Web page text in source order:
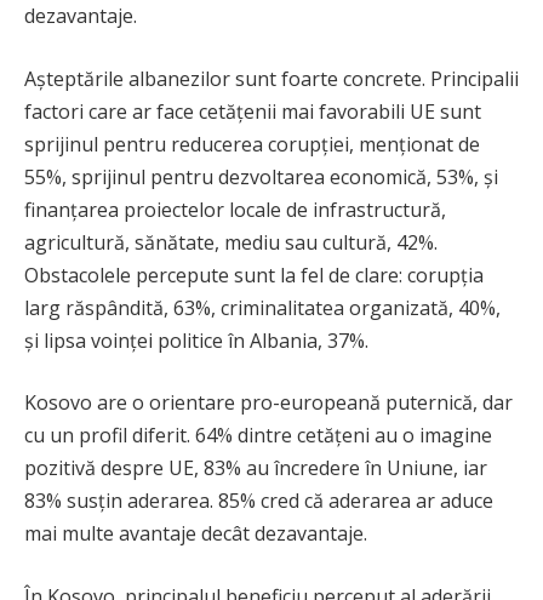
dezavantaje.
Așteptările albanezilor sunt foarte concrete. Principalii
factori care ar face cetățenii mai favorabili UE sunt
sprijinul pentru reducerea corupției, menționat de
55%, sprijinul pentru dezvoltarea economică, 53%, și
finanțarea proiectelor locale de infrastructură,
agricultură, sănătate, mediu sau cultură, 42%.
Obstacolele percepute sunt la fel de clare: corupția
larg răspândită, 63%, criminalitatea organizată, 40%,
și lipsa voinței politice în Albania, 37%.
Kosovo are o orientare pro-europeană puternică, dar
cu un profil diferit. 64% dintre cetățeni au o imagine
pozitivă despre UE, 83% au încredere în Uniune, iar
83% susțin aderarea. 85% cred că aderarea ar aduce
mai multe avantaje decât dezavantaje.